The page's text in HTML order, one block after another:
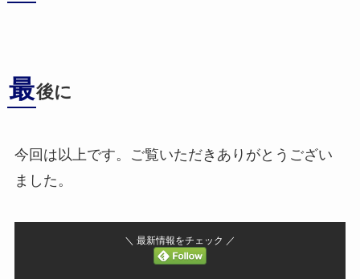
最後に
今回は以上です。ご覧いただきありがとうござい
ました。
＼ 最新情報をチェック ／